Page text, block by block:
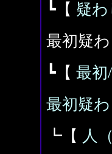
┗【 疑
最初疑
┗【 最初
最初疑
┗【 人